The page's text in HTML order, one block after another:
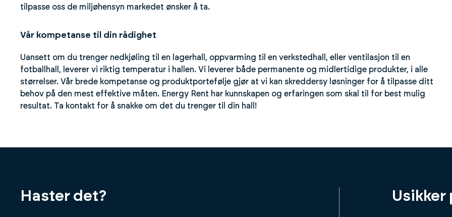
tilpasse oss de miljøhensyn markedet ønsker å ta.
Vår kompetanse til din rådighet
Uansett om du trenger nedkjøling til en lagerhall, oppvarming til en verkstedhall, eller ventilasjon til en
fotballhall, leverer vi riktig temperatur i hallen. Vi leverer både permanente og midlertidige produkter, i alle
størrelser. Vår brede kompetanse og produktportefølje gjør at vi kan skreddersy løsninger for å tilpasse ditt
behov på den mest effektive måten. Energy Rent har kunnskapen og erfaringen som skal til for best mulig
resultat. Ta kontakt for å snakke om det du trenger til din hall!
Haster det? Usikker